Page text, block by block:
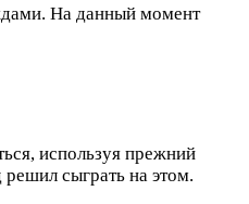
На данный момент
используя прежний
сыграть на этом.